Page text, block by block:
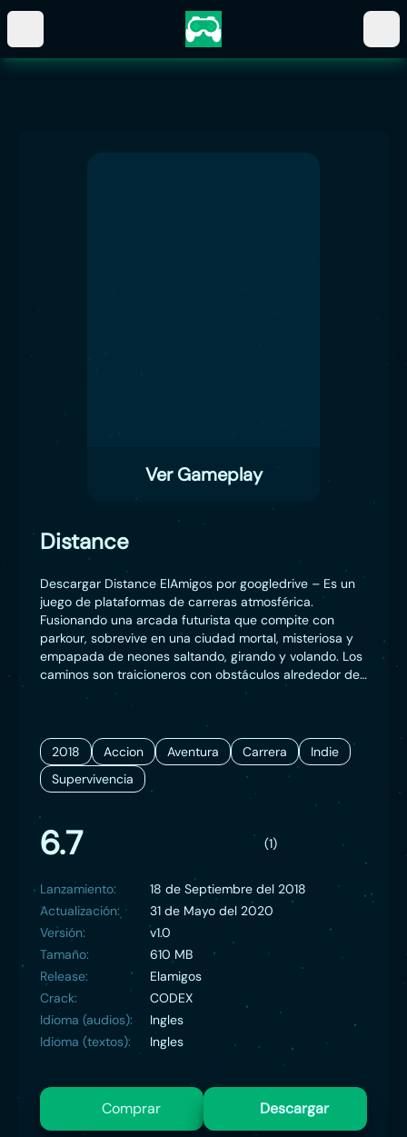
Ver Gameplay
Distance
Descargar Distance ElAmigos por googledrive – Es un
juego de plataformas de carreras atmosférica.
Fusionando una arcada futurista que compite con
parkour, sobrevive en una ciudad mortal, misteriosa y
empapada de neones saltando, girando y volando. Los
caminos son traicioneros con obstáculos alrededor de
cada esquina. En lugar de hacer vueltas en un bucle,
auto tiene habilidades que no solo te permiten
conducir en la pista, sino también al revés y en
edificios y paredes! También puedes volar para
descubrir nuevos atajos y caminos. La Distancia
2018 Accion Aventura Carrera
Indie
Supervivencia
6.7 (1)
Lanzamiento:
18 de Septiembre del 2018
Actualización:
31 de Mayo del 2020
Versión:
v1.0
Tamaño:
610 MB
Release:
Elamigos
Crack:
CODEX
Idioma (audios):
Ingles
Idioma (textos):
Ingles
Comprar Descargar